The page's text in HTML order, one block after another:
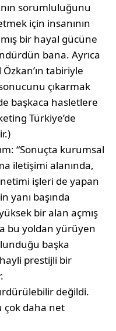
so­rumluluğunu
için insanının
bir hayal gücüne
bana. Ayrıca
tabiriy­le
sonucunu çıkarmak
başkaca hasletlere
Türkiye’de
“Sonuçta kurumsal
iletişimi alanında,
işleri de yapan
yanı başında
bir alan açmış
bu yol­dan yürüyen
başka
prestijli bir
değildi.
çok daha net